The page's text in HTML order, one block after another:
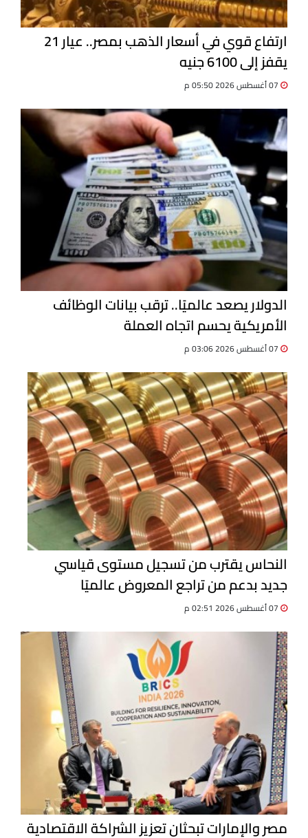
ارتفاع قوي في أسعار الذهب بمصر.. عيار 21
يقفز إلى 6100 جنيه
الدولار يصعد عالميًا.. ترقب بيانات الوظائف
الأمريكية يحسم اتجاه العملة
النحاس يقترب من تسجيل مستوى قياسي
جديد بدعم من تراجع المعروض عالميًا
مصر والإمارات تبحثان تعزيز الشراكة الاقتصادية